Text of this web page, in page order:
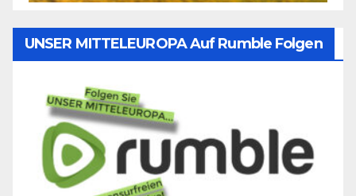
UNSER MITTELEUROPA Auf Rumble Folgen